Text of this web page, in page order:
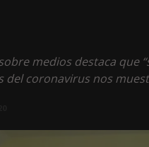
medios destaca que
del coronavirus nos